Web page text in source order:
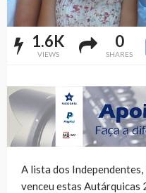
1.6K
VIEWS
0
SHARES
A lista dos
venceu estas Autárquicas